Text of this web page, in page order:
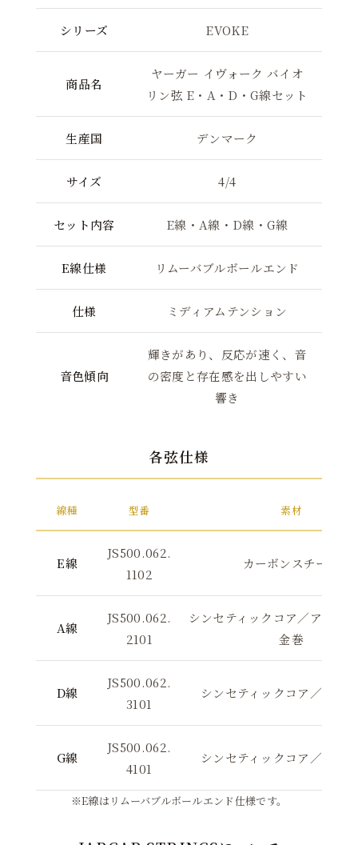
シリーズ EVOKE
商品名
ヤーガー イヴォーク バイオ
リン弦 E・A・D・G線セット
生産国 デンマーク
サイズ 4/4
セット内容 E線・A線・D線・G線
E線仕様 リムーバブルボールエンド
仕様 ミディアムテンション
音色傾向
輝きがあり、反応が速く、音
の密度と存在感を出しやすい
響き
各弦仕様
線種 型番 素材
E線
JS500.062.
1102
カーボンスチール
A線
JS500.062.
2101
シンセティックコア／アルミ
金巻
D線
JS500.062.
3101
シンセティックコア／シル
G線
JS500.062.
4101
シンセティックコア／シル
※E線はリムーバブルボールエンド仕様です。